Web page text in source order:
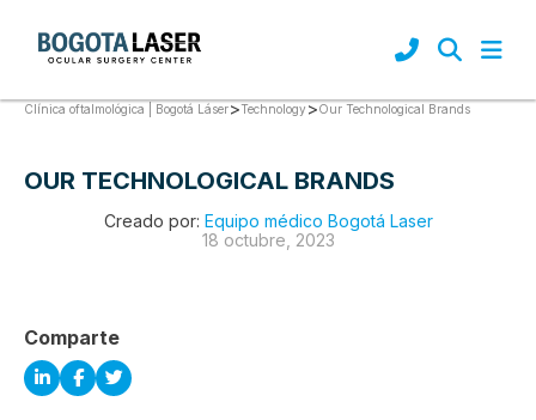
Clínica oftalmológica | Bogotá Láser>Technology>Our Technological Brands
OUR TECHNOLOGICAL BRANDS
Creado por: Equipo médico Bogotá Laser
18 octubre, 2023
Comparte